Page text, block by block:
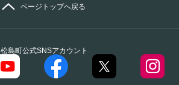
松島町公式SNSアカウント
ページトップへ戻る